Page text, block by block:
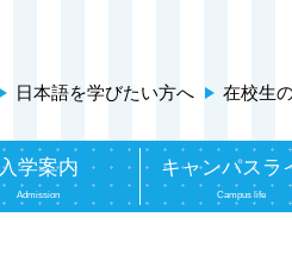
日本語を学びたい方へ 在校生
入学案内
Admission
キャンパスラ
Campus life